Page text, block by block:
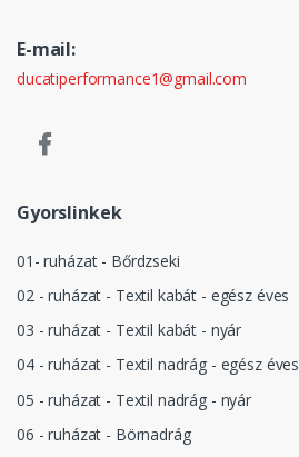
E-mail:
ducatiperformance1@gmail.com
Gyorslinkek
01- ruházat - Bőrdzseki
02 - ruházat - Textil kabát - egész éves
03 - ruházat - Textil kabát - nyár
04 - ruházat - Textil nadrág - egész éves
05 - ruházat - Textil nadrág - nyár
06 - ruházat - Börnadrág